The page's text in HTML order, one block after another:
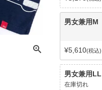
男女兼用M
¥5,610 税込
男女兼用LL
在庫切れ